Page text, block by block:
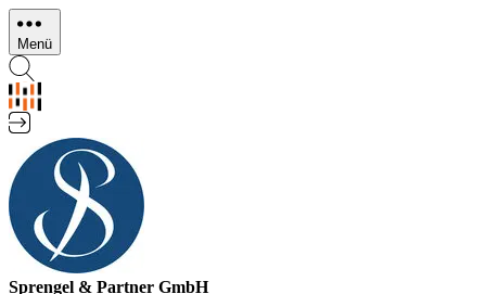
Direkt
zum
Inhalt
Menü
Sprengel & Partner GmbH